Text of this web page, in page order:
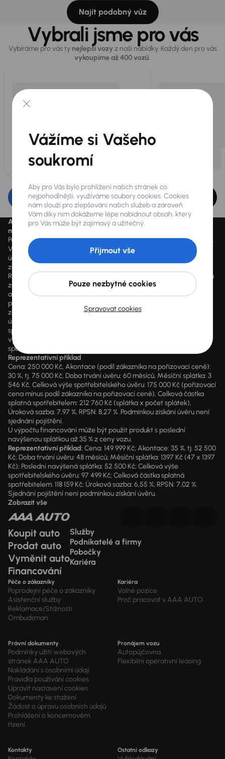
Najít podobný vůz
Vybrali jsme pro vás
Vybíráme pro vás ty nejlepší vozy z naší nabídky. Každý den pro vás
vykoupíme až 400 vozů.
Upravit filtr
Aktuálně platné ceny jsou uvedeny nawww.aaaauto.cz
možné využít od 14.3.2020 do odvolání.
Podmínky spotřebitelského úvěru u konkrétního vozu se mohou lišit.
Výpočet splátky je orientační a závisí na konkrétních vstupních
údajích a individuálních podmínkách financování poskytnutých
zákazníkovi jim zvoleným obchodním partnerem. Vyšší hodnoty
RPSN mohou být důsledkem využití marketingových akcí dle výběru
zákazníka, jako např. sleva z ceny vozidla, výplata hotovosti a další
akční benefity, které může zákazník čerpat dle vlastního výběru. V
případě poskytnutí finanční služby je součástí každé smlouvy
zákonný údaj o výši RPSN a kompletní předsmluvní informace k
úvěru. AURES Holdings a.s. je samostatným zprostředkovatelem
spotřebitelského úvěru. Pokud máte zájem o konkrétní kalkulaci,
vyplňte prosím údaje ve formuláři a nechte naše finanční
specialisty, aby pro vás na míru sestavili finanční plán.
Reprezentativní příklad
Cena: 250 000 Kč, Akontace (podíl zákazníka na pořizovací ceně):
30 %, tj. 75 000 Kč, Doba trvání úvěru: 60 měsíců, Měsíční splátka: 3
546 Kč, Celková výše spotřebitelského úvěru: 175 000 Kč (pořizovací
cena mínus podíl zákazníka na pořizovací ceně), Celková částka
splatná spotřebitelem: 212 760 Kč (splátka x počet splátek),
Úroková sazba: 7,97 %, RPSN: 8,27 %. Podmínkou získání úvěru není
sjednání pojištění.
U výpočtu financování může být použit produkt s poslední
navýšenou splátkou až 35 % z ceny vozu.
Reprezentativní příklad:Cena: 149 999 Kč; Akontace: 35 %, tj. 52 500
Kč; Doba trvání úvěru: 48 měsíců; Měsíční splátka: 1397 Kč (47 x 1397
Kč); Poslední navýšená splátka: 52 500 Kč; Celková výše
spotřebitelského úvěru: 97 499 Kč; Celková částka splatná
spotřebitelem: 118 159 Kč; Úroková sazba: 6,55 %; RPSN: 7,02 %.
Sjednání pojištění není podmínkou získání úvěru.
Zobrazit vše
Koupit auto
Prodat auto
Vyměnit auto
Financování
Služby
Podnikatelé a firmy
Pobočky
Kariéra
Péče o zákazníky
Poprodejní péče o zákazníky
Asistenční služby
Reklamace/Stížnosti
Ombudsman
Kariéra
Volné pozice
Proč pracovat v AAA AUTO
Právní dokumenty
Podmínky užití webových
stránek AAA AUTO
Nakládání s osobními údaji
Pravidla používání cookies
Upravit nastavení cookies
Dokumenty ke stažení
Žádost o úpravu osobních údajů
Prohlášení o koncernovém
řízení
Pronájem vozu
Autopůjčovna
Flexibilní operativní leasing
Kontakty Ostatní odkazy
Vážíme si Vašeho
soukromí
Aby pro Vás bylo prohlížení našich stránek co
nejpohodlnější, využíváme soubory cookies. Cookies
nám slouží pro zlepšování našich služeb a zároveň
Vám díky nim dokážeme lépe nabídnout obsah, který
pro Vás může být zajímavý a užitečný.
Spravovat cookies
Pouze nezbytné cookies
Přijmout vše